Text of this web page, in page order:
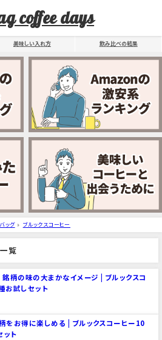
coffee days
美味しい入れ方 飲み比べの結果
ッグ ブルックスコーヒー
覧
柄の味の大まかなイメージ | ブルックスコ
お試しセット
をお得に楽しめる | ブルックスコーヒー10
ット